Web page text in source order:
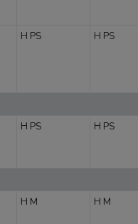
H PS H PS
H PS H PS
H M H M